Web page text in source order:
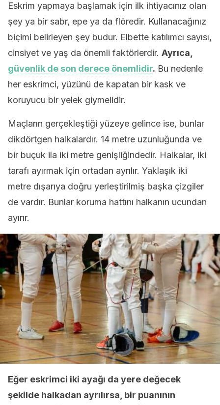
Eskrim yapmaya başlamak için ilk ihtiyacınız olan
şey ya bir sabr, epe ya da flöredir. Kullanacağınız
biçimi belirleyen şey budur. Elbette katılımcı sayısı,
cinsiyet ve yaş da önemli faktörlerdir. Ayrıca,
güvenlik de son derece önemlidir. Bu nedenle
her eskrimci, yüzünü de kapatan bir kask ve
koruyucu bir yelek giymelidir.
Maçların gerçekleştiği yüzeye gelince ise, bunlar
dikdörtgen halkalardır. 14 metre uzunluğunda ve
bir buçuk ila iki metre genişliğindedir. Halkalar, iki
tarafı ayırmak için ortadan ayrılır. Yaklaşık iki
metre dışarıya doğru yerleştirilmiş başka çizgiler
de vardır. Bunlar koruma hattını halkanın ucundan
ayırır.
Eğer eskrimci iki ayağı da yere değecek
şekilde halkadan ayrılırsa, bir puanının